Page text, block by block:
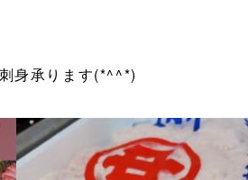
身承ります(*^^*)